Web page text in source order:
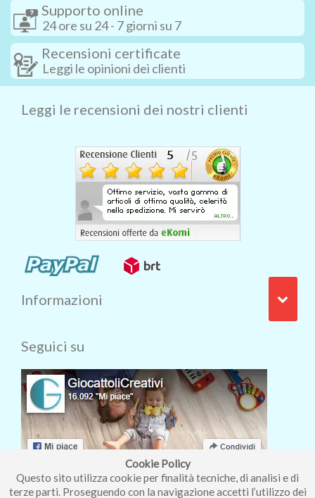
Cookie Policy
Questo sito utilizza cookie per finalità tecniche, di analisi e di
terze parti. Proseguendo con la navigazione accetti l’utilizzo dei
Supporto online
24 ore su 24 - 7 giorni su 7
Recensioni certificate
Leggi le opinioni dei clienti
Leggi le recensioni dei nostri clienti
Informazioni
Seguici su